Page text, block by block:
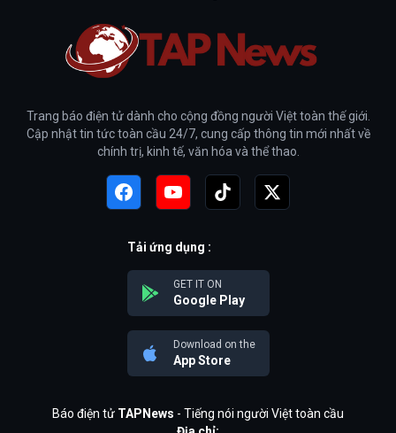
Trang báo điện tử dành cho cộng đồng người Việt toàn thế giới.
Cập nhật tin tức toàn cầu 24/7, cung cấp thông tin mới nhất về
chính trị, kinh tế, văn hóa và thể thao.
Tải ứng dụng :
GET IT ON
Google Play
Download on the
App Store
Báo điện tử TAPNews - Tiếng nói người Việt toàn cầu